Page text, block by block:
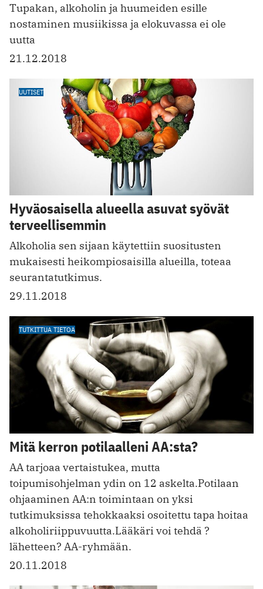
Tupakan, alkoholin ja huumeiden esille
nostaminen musiikissa ja elokuvassa ei ole
uutta
21.12.2018
UUTISET
Hyväosaisella alueella asuvat syövät
terveellisemmin
Alkoholia sen sijaan käytettiin suositusten
mukaisesti heikompiosaisilla alueilla, toteaa
seurantatutkimus.
29.11.2018
TUTKITTUA TIETOA
Mitä kerron potilaalleni AA:sta?
AA tarjoaa vertaistukea, mutta
toipumisohjelman ydin on 12 askelta.Potilaan
ohjaaminen AA:n toimintaan on yksi
tutkimuksissa tehokkaaksi osoitettu tapa hoitaa
alkoholiriippuvuutta.Lääkäri voi tehdä ?
lähetteen? AA-ryhmään.
20.11.2018